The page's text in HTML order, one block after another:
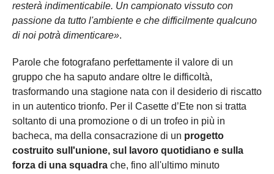
resterà indimenticabile. Un campionato vissuto con
passione da tutto l'ambiente e che difficilmente qualcuno
di noi potrà dimenticare».
Parole che fotografano perfettamente il valore di un
gruppo che ha saputo andare oltre le difficoltà,
trasformando una stagione nata con il desiderio di riscatto
in un autentico trionfo. Per il Casette d’Ete non si tratta
soltanto di una promozione o di un trofeo in più in
bacheca, ma della consacrazione di un progetto
costruito sull'unione, sul lavoro quotidiano e sulla
forza di una squadra che, fino all'ultimo minuto